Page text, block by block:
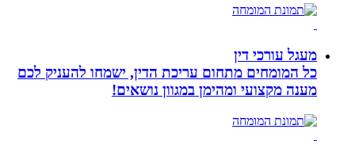
מעגל עורכי דין
כל המומחים מתחום עריכת הדין, ישמחו להעניק לכם
מענה מקצועי ומהימן במגוון נושאים!